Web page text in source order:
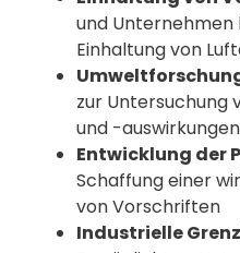
und
Einhaltung von
zur Untersuchung
und -auswirkungen
Entwicklung der
Schaffung einer
von Vorschriften
Industrielle